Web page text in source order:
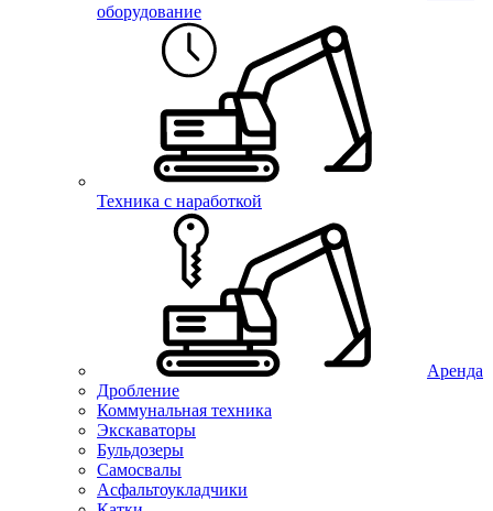
оборудование
Техника с наработкой
Аренда
Дробление
Коммунальная техника
Экскаваторы
Бульдозеры
Самосвалы
Асфальтоукладчики